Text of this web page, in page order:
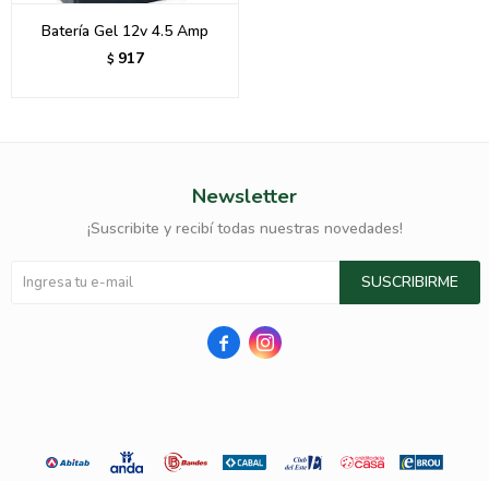
Batería Gel 12v 4.5 Amp
$ 917
Newsletter
¡Suscribite y recibí todas nuestras novedades!
SUSCRIBIRME
 